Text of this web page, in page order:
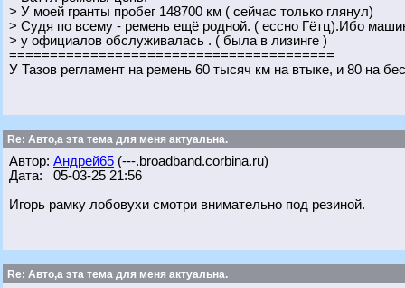
> У моей гранты пробег 148700 км ( сейчас только глянул)
> Судя по всему - ремень ещё родной. ( ессно Гётц).Ибо
> у официалов обслуживалась . ( была в лизинге )
========================================
У Тазов регламент на ремень 60 тысяч км на втыке, и 80 на
Re: Авто,а эта тема для меня актуальна.
Автор: Андрей65 (---.broadband.corbina.ru)
Дата: 05-03-25 21:56
Игорь рамку лобовухи смотри внимательно под резиной.
Re: Авто,а эта тема для меня актуальна.